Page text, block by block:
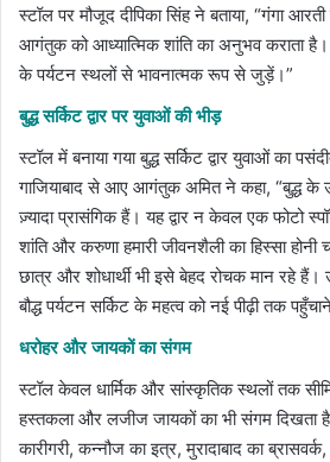
स्टॉल पर मौजूद दीपिका सिंह ने बताया, “गंगा
आगंतुक को आध्यात्मिक शांति का अनुभव कराता है।
के पर्यटन स्थलों से भावनात्मक रूप से जुड़ें।”
बुद्ध सर्किट द्वार पर युवाओं की भीड़
स्टॉल में बनाया गया बुद्ध सर्किट द्वार युवाओं का
गाजियाबाद से आए आगंतुक अमित ने कहा,
ज़्यादा प्रासंगिक हैं। यह द्वार न केवल एक फोटो
शांति और करुणा हमारी जीवनशैली का हिस्सा
छात्र और शोधार्थी भी इसे बेहद रोचक मान रहे
बौद्ध पर्यटन सर्किट के महत्व को नई पीढ़ी तक
धरोहर और जायकों का संगम
स्टॉल केवल धार्मिक और सांस्कृतिक स्थलों तक
हस्तकला और लजीज जायकों का भी संगम दिखता
कारीगरी, कन्नौज का इत्र, मुरादाबाद का